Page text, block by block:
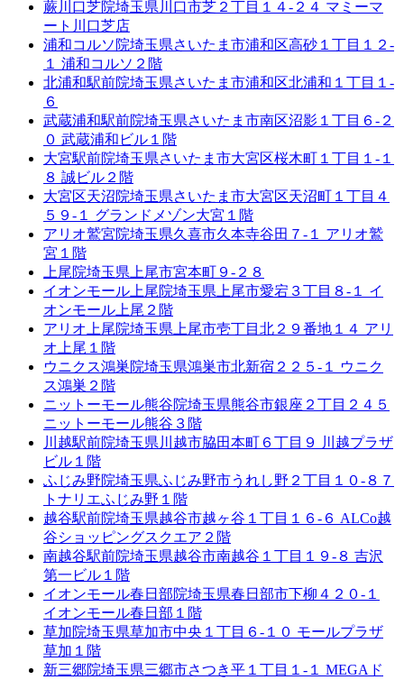
蕨川口芝院埼玉県川口市芝２丁目１４-２４ マミーマ
ート川口芝店
浦和コルソ院埼玉県さいたま市浦和区高砂１丁目１２-
１ 浦和コルソ２階
北浦和駅前院埼玉県さいたま市浦和区北浦和１丁目１-
６
武蔵浦和駅前院埼玉県さいたま市南区沼影１丁目６-２
０ 武蔵浦和ビル１階
大宮駅前院埼玉県さいたま市大宮区桜木町１丁目１-１
８ 誠ビル２階
大宮区天沼院埼玉県さいたま市大宮区天沼町１丁目４
５９-１ グランドメゾン大宮１階
アリオ鷲宮院埼玉県久喜市久本寺谷田７-１ アリオ鷲
宮１階
上尾院埼玉県上尾市宮本町９-２８
イオンモール上尾院埼玉県上尾市愛宕３丁目８-１ イ
オンモール上尾２階
アリオ上尾院埼玉県上尾市壱丁目北２９番地１４ アリ
オ上尾１階
ウニクス鴻巣院埼玉県鴻巣市北新宿２２５-１ ウニク
ス鴻巣２階
ニットーモール熊谷院埼玉県熊谷市銀座２丁目２４５
ニットーモール熊谷３階
川越駅前院埼玉県川越市脇田本町６丁目９ 川越プラザ
ビル１階
ふじみ野院埼玉県ふじみ野市うれし野２丁目１０-８７
トナリエふじみ野１階
越谷駅前院埼玉県越谷市越ヶ谷１丁目１６-６ ALCo越
谷ショッピングスクエア２階
南越谷駅前院埼玉県越谷市南越谷１丁目１９-８ 吉沢
第一ビル１階
イオンモール春日部院埼玉県春日部市下柳４２０-１
イオンモール春日部１階
草加院埼玉県草加市中央１丁目６-１０ モールプラザ
草加１階
新三郷院埼玉県三郷市さつき平１丁目１-１ MEGAド